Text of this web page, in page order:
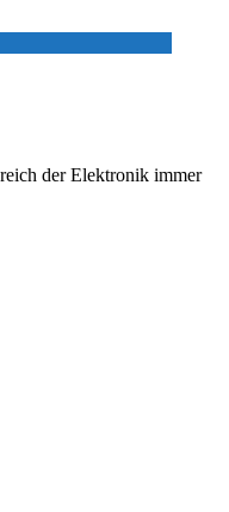
der Elektronik immer